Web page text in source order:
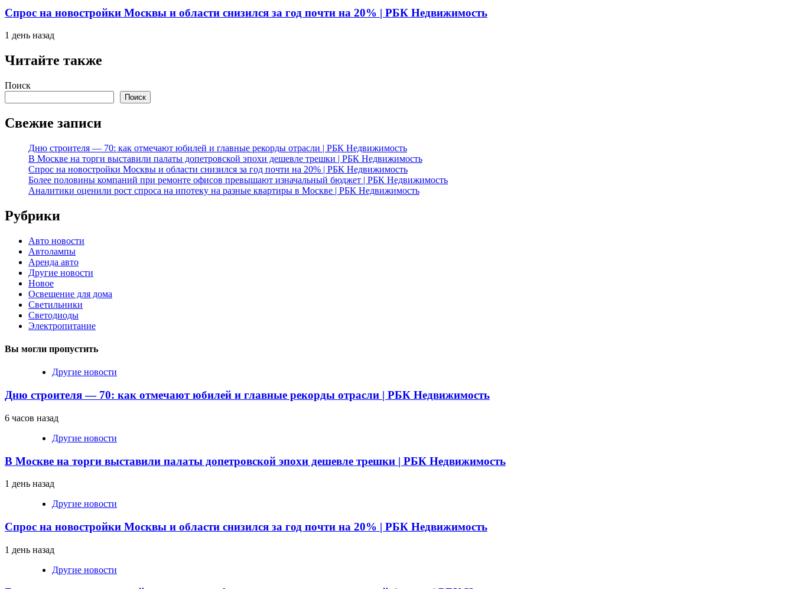
Спрос на новостройки Москвы и области снизился за год почти на 20% | РБК Недвижимость
1 день назад
Читайте также
Поиск
Поиск
Свежие записи
Дню строителя — 70: как отмечают юбилей и главные рекорды отрасли | РБК Недвижимость
В Москве на торги выставили палаты допетровской эпохи дешевле трешки | РБК Недвижимость
Спрос на новостройки Москвы и области снизился за год почти на 20% | РБК Недвижимость
Более половины компаний при ремонте офисов превышают изначальный бюджет | РБК Недвижимость
Аналитики оценили рост спроса на ипотеку на разные квартиры в Москве | РБК Недвижимость
Рубрики
Авто новости
Автолампы
Аренда авто
Другие новости
Новое
Освещение для дома
Светильники
Светодиоды
Электропитание
Вы могли пропустить
Другие новости
Дню строителя — 70: как отмечают юбилей и главные рекорды отрасли | РБК Недвижимость
6 часов назад
Другие новости
В Москве на торги выставили палаты допетровской эпохи дешевле трешки | РБК Недвижимость
1 день назад
Другие новости
Спрос на новостройки Москвы и области снизился за год почти на 20% | РБК Недвижимость
1 день назад
Другие новости